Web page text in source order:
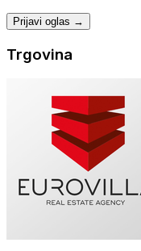
Prijavi oglas →
Trgovina